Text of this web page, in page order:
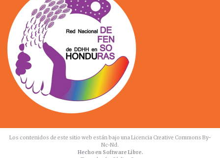
Los contenidos de este sitio web están bajo unaLicencia Creative Commons By-
Nc-Nd.
Hecho en Software Libre.